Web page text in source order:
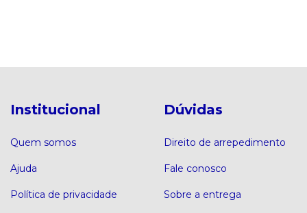
Institucional
Quem somos
Ajuda
Política de privacidade
Dúvidas
Direito de arrepedimento
Fale conosco
Sobre a entrega